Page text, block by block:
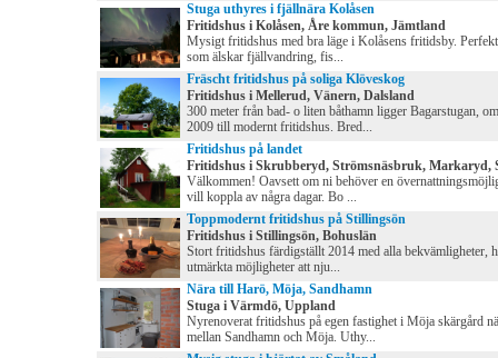
Stuga uthyres i fjällnära Kolåsen
Fritidshus i Kolåsen, Åre kommun, Jämtland
Mysigt fritidshus med bra läge i Kolåsens fritidsby.
som älskar fjällvandring, fis...
Fräscht fritidshus på soliga Klöveskog
Fritidshus i Mellerud, Vänern, Dalsland
300 meter från bad- o liten båthamn ligger Bagarstugan,
2009 till modernt fritidshus. Bred...
Fritidshus på landet
Fritidshus i Skrubberyd, Strömsnäsbruk, Markaryd,
Välkommen! Oavsett om ni behöver en
vill koppla av några dagar. Bo ...
Toppmodernt fritidshus på Stillingsön
Fritidshus i Stillingsön, Bohuslän
Stort fritidshus färdigställt 2014 med alla bekvämligheter,
utmärkta möjligheter att nju...
Nära till Harö, Möja, Sandhamn
Stuga i Värmdö, Uppland
Nyrenoverat fritidshus på egen fastighet i Möja skärgård
mellan Sandhamn och Möja. Uthy...